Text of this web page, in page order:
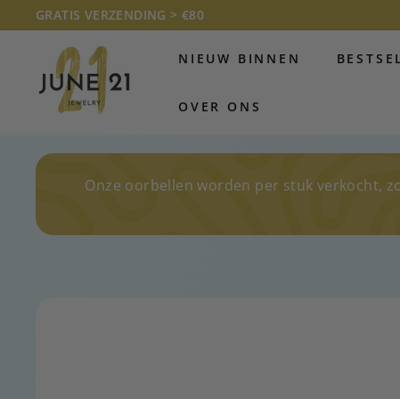
Doorgaan
naarDiavoorstelling
pauzeren
GRATIS VERZENDING > €80
U
N
1
E
W
NIEUW BINNEN
OVER ONS
Onze oorbellen worden per stuk verkocht,